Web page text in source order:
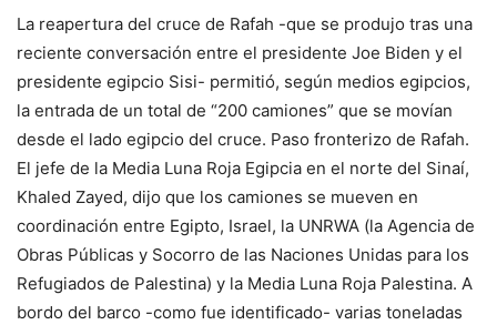
La reapertura del cruce de Rafah -que se produjo tras una
reciente conversación entre el presidente Joe Biden y el
presidente egipcio Sisi- permitió, según medios egipcios,
la entrada de un total de “200 camiones” que se movían
desde el lado egipcio del cruce. Paso fronterizo de Rafah.
El jefe de la Media Luna Roja Egipcia en el norte del Sinaí,
Khaled Zayed, dijo que los camiones se mueven en
coordinación entre Egipto, Israel, la UNRWA (la Agencia de
Obras Públicas y Socorro de las Naciones Unidas para los
Refugiados de Palestina) y la Media Luna Roja Palestina. A
bordo del barco -como fue identificado- varias toneladas